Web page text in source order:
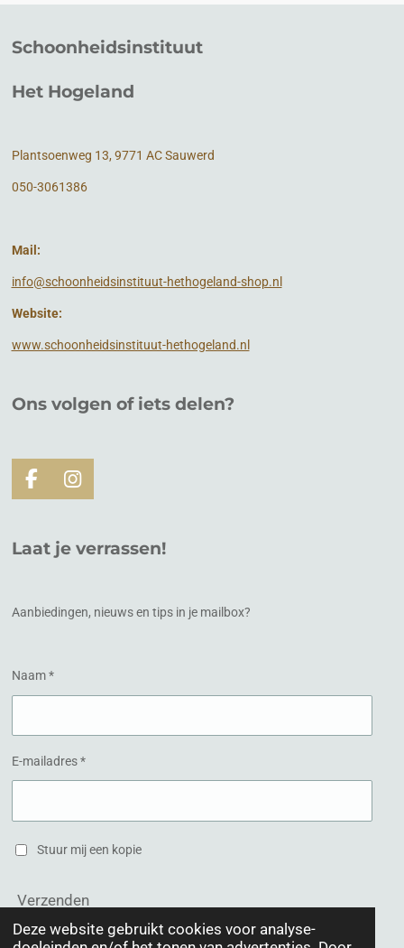
Deze website gebruikt cookies voor analyse-
Schoonheidsinstituut
Het Hogeland
Plantsoenweg 13, 9771 AC Sauwerd
050-3061386
Mail:
info@schoonheidsinstituut-hethogeland-shop.nl
Website:
www.schoonheidsinstituut-hethogeland.nl
Ons volgen of iets delen?
F
a
e
b
k
I
n
t
a
a
Laat je verrassen!
Aanbiedingen, nieuws en tips in je mailbox?
Naam *
E-mailadres *
Stuur mij een kopie
Verzenden